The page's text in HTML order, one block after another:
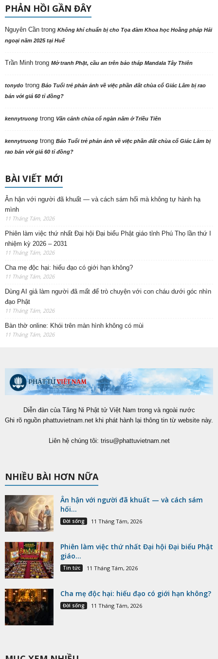
PHẢN HỒI GẦN ĐÂY
Nguyên Cần trong Không khí chuẩn bị cho Tọa đàm Khoa học Hoằng pháp Hải
ngoại năm 2025 tại Huế
Trần Minh trong Mở tranh Phật, cầu an trên bảo tháp Mandala Tây Thiên
tonydo trong Báo Tuổi trẻ phản ảnh về việc phần đất chùa cổ Giác Lâm bị rao
bán với giá 60 tỉ đồng?
kennytruong trong Vãn cảnh chùa cổ ngàn năm ở Triều Tiên
kennytruong trong Báo Tuổi trẻ phản ảnh về việc phần đất chùa cổ Giác Lâm bị
rao bán với giá 60 tỉ đồng?
BÀI VIẾT MỚI
Ân hận với người đã khuất — và cách sám hối mà không tự hành hạ
mình
11 Tháng Tám, 2026
Phiên làm việc thứ nhất Đại hội Đại biểu Phật giáo tỉnh Phú Thọ lần thứ I
nhiệm kỳ 2026 – 2031
11 Tháng Tám, 2026
Cha mẹ độc hại: hiếu đạo có giới hạn không?
11 Tháng Tám, 2026
Dùng AI giả làm người đã mất để trò chuyện với con cháu dưới góc nhìn
đạo Phật
11 Tháng Tám, 2026
Bàn thờ online: Khói trên màn hình không có mùi
11 Tháng Tám, 2026
Diễn đàn của Tăng Ni Phật tử Việt Nam trong và ngoài nước
Ghi rõ nguồn phattuvietnam.net khi phát hành lại thông tin từ website này.
Liên hệ chúng tôi: trisu@phattuvietnam.net
NHIỀU BÀI HƠN NỮA
Ân hận với người đã khuất — và cách sám
hối...
Đời sống 11 Tháng Tám, 2026
Phiên làm việc thứ nhất Đại hội Đại biểu Phật
giáo...
Tin tức 11 Tháng Tám, 2026
Cha mẹ độc hại: hiếu đạo có giới hạn không?
Đời sống 11 Tháng Tám, 2026